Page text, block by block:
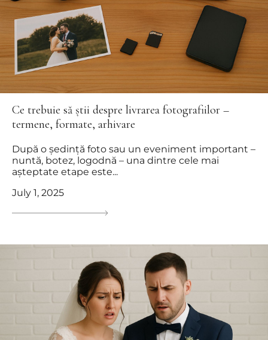
Ce trebuie să știi despre livrarea fotografiilor –
termene, formate, arhivare
După o ședință foto sau un eveniment important –
nuntă, botez, logodnă – una dintre cele mai
așteptate etape este...
July 1, 2025